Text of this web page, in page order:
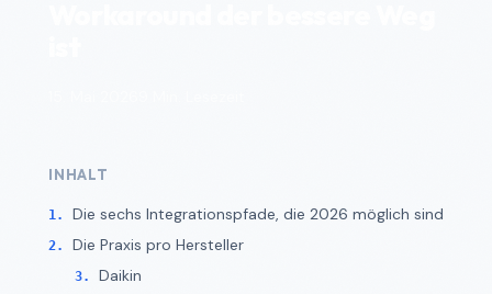
INHALT
Die sechs Integrationspfade, die 2026 möglich sind
Die Praxis pro Hersteller
Daikin